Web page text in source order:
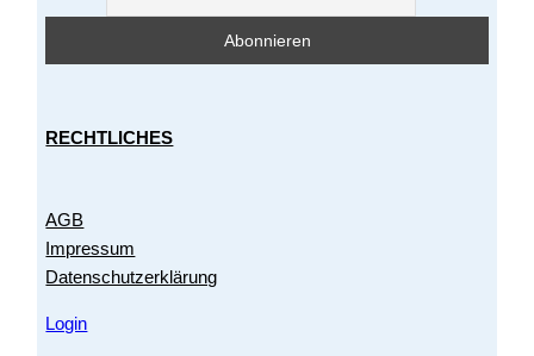
RECHTLICHES
AGB
Impressum
Datenschutzerklärung
Login